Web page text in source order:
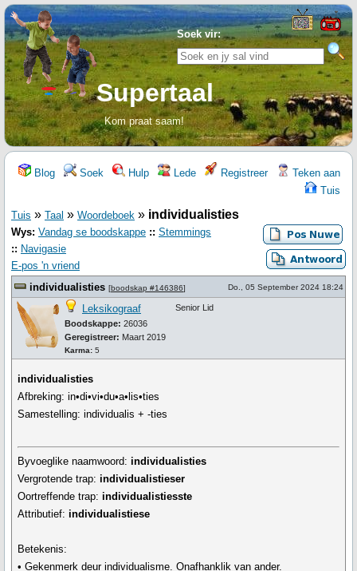
Soek vir:
Supertaal
Kom praat saam!
Blog Soek Hulp Lede Registreer
Teken aan
Tuis
Tuis » Taal » Woordeboek » individualisties
Wys: Vandag se boodskappe :: Stemmings
:: Navigasie
E-pos 'n vriend
individualisties [boodskap #146386] Do., 05 September 2024 18:24
Leksikograaf
Boodskappe: 26036
Geregistreer: Maart 2019
Karma: 5
Senior Lid
individualisties
Afbreking: in•di•vi•du•a•lis•ties
Samestelling: individualis + -ties
Byvoeglike naamwoord: individualisties
Vergrotende trap: individualistieser
Oortreffende trap: individualistiesste
Attributief: individualistiese
Betekenis:
• Gekenmerk deur individualisme. Onafhanklik van ander.